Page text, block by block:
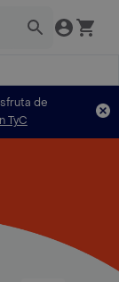
de
TyC